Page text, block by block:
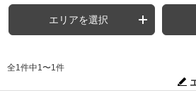
エリアを選択
全1件中1〜1件